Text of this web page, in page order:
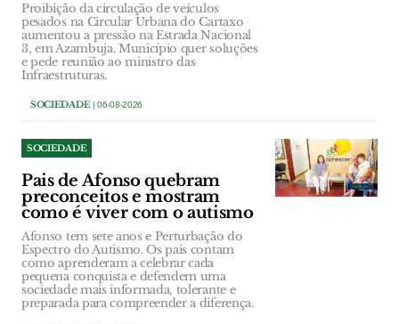
Proibição da circulação de veículos
pesados na Circular Urbana do Cartaxo
aumentou a pressão na Estrada Nacional
3, em Azambuja. Município quer soluções
e pede reunião ao ministro das
Infraestruturas.
SOCIEDADE| 06-08-2026
SOCIEDADE
Pais de Afonso quebram
preconceitos e mostram
como é viver com o autismo
Afonso tem sete anos e Perturbação do
Espectro do Autismo. Os pais contam
como aprenderam a celebrar cada
pequena conquista e defendem uma
sociedade mais informada, tolerante e
preparada para compreender a diferença.